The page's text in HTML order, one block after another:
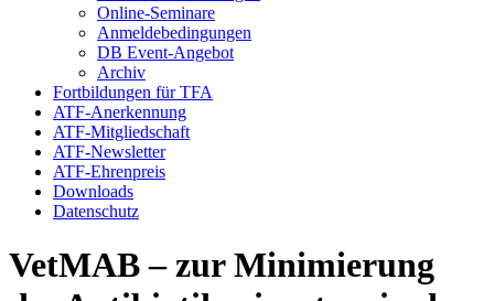
Online-Seminare
Anmeldebedingungen
DB Event-Angebot
Archiv
Fortbildungen für TFA
ATF-Anerkennung
ATF-Mitgliedschaft
ATF-Newsletter
ATF-Ehrenpreis
Downloads
Datenschutz
VetMAB – zur Minimierung